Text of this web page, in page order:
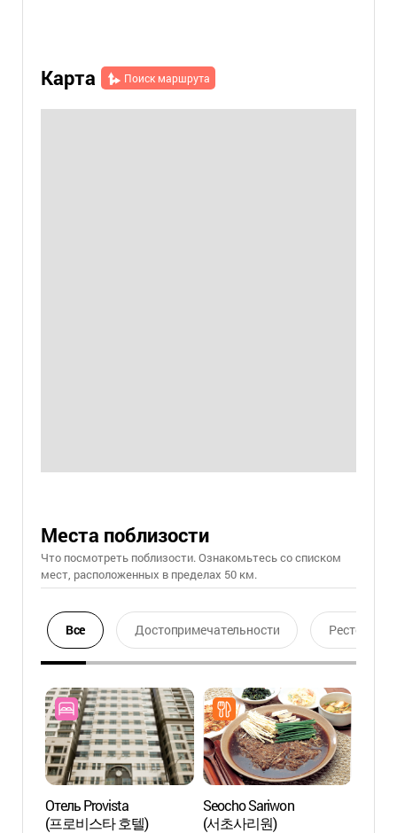
Карта Поиск маршрута
Места поблизости
Что посмотреть поблизости. Ознакомьтесь со списком
мест, расположенных в пределах 50 км.
Все Достопримечательности Ресторан
Отель Provista
(프로비스타 호텔)
Seocho Sariwon
(서초사리원)